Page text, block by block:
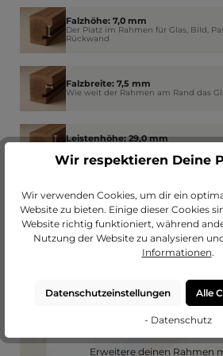
Falzhöhe: 7,0 mm
Der Platz im Rahmen für Glas, Bild,
Rückwand
Falzbreite: 7,5 mm
Wie weit der Rahmen am Rand das
Leistenhöhe: 29,0 mm
Wand auf
Passendes
Erweitere deinen Rahmen
Wir respektieren Deine
Wir verwenden Cookies, um dir ein
Website zu bieten. Einige dieser Cookies
Website richtig funktioniert, während
Nutzung der Website zu analysieren
Informationen.
Datenschutzeinstellungen Alle
- Datenschutz